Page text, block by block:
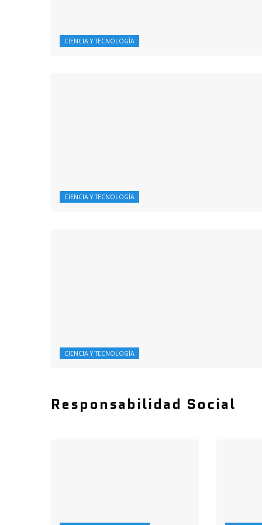
CIENCIA Y TECNOLOGÍA
CIENCIA Y TECNOLOGÍA
CIENCIA Y TECNOLOGÍA
Responsabilidad Social